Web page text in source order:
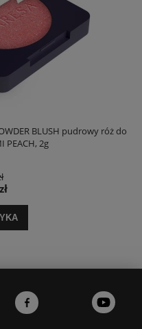
BLUSH pudrowy róż do
PEACH, 2g